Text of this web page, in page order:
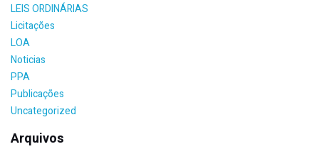
LEIS ORDINÁRIAS
Licitações
LOA
Noticias
PPA
Publicações
Uncategorized
Arquivos